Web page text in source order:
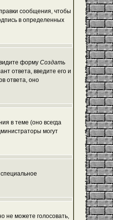
сообщения, чтобы
в определенных
форму Создать
ответа, введите его и
ответа, оно
в теме (оно всегда
могут
не можете голосовать,